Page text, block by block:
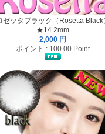
ゼッタブラック（Rosetta Black
★14.2mm
2,000 円
ポイント : 100.00 Point